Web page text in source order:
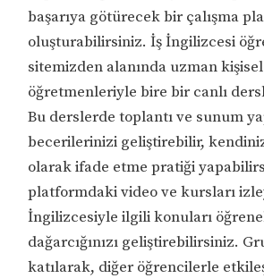
başarıya götürecek bir çalışma
oluşturabilirsiniz. İş İngilizcesi
sitemizden alanında uzman
öğretmenleriyle bire bir canlı
Bu derslerde toplantı ve sunum
becerilerinizi geliştirebilir,
olarak ifade etme pratiği
platformdaki video ve kursları
İngilizcesiyle ilgili konuları
dağarcığınızı geliştirebilirsiniz.
katılarak, diğer öğrencilerle